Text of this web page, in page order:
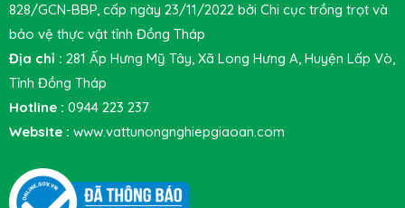
828/GCN-BBP, cấp ngày 23/11/2022 bởi Chi cục trồng trọt và
bảo vệ thực vật tỉnh Đồng Tháp
Địa chỉ : 281 Ấp Hưng Mỹ Tây, Xã Long Hưng A, Huyện Lấp Vò,
Tỉnh Đồng Tháp
Hotline : 0944 223 237
Website : www.vattunongnghiepgiaoan.com